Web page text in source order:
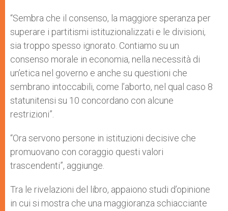
“Sembra che il consenso, la maggiore speranza per
superare i partitismi istituzionalizzati e le divisioni,
sia troppo spesso ignorato. Contiamo su un
consenso morale in economia, nella necessità di
un’etica nel governo e anche su questioni che
sembrano intoccabili, come l’aborto, nel qual caso 8
statunitensi su 10 concordano con alcune
restrizioni”.
“Ora servono persone in istituzioni decisive che
promuovano con coraggio questi valori
trascendenti”, aggiunge.
Tra le rivelazioni del libro, appaiono studi d’opinione
in cui si mostra che una maggioranza schiacciante